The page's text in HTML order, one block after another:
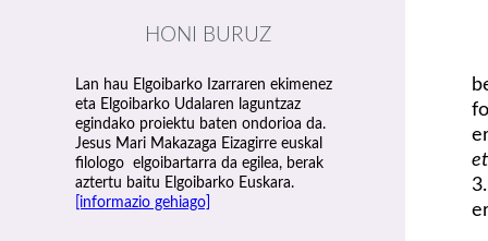
HONI BURUZ
Lan hau Elgoibarko Izarraren ekimenez
eta Elgoibarko Udalaren laguntzaz
egindako proiektu baten ondorioa da.
Jesus Mari Makazaga Eizagirre euskal
filologo elgoibartarra da egilea, berak
aztertu baitu Elgoibarko Euskara.
[informazio gehiago]